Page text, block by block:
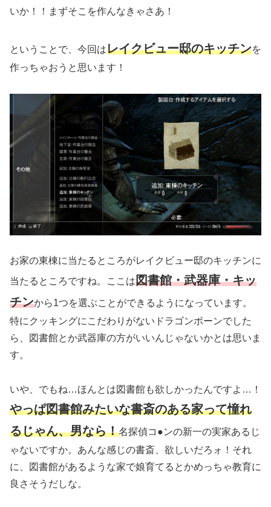
いか！！まずそこを作んなきゃさあ！
ということで、今回はレイクビュー邸のキッチンを
作っちゃおうと思います！
お家の東棟に当たるところがレイクビュー邸のキッチンに
当たるところですね。ここは図書館・武器庫・キッ
チンから1つを選ぶことができるようになっています。
特にクッキングにこだわりがないドラゴンボーンでした
ら、図書館とか武器庫の方がいいんじゃないかとは思いま
す。
いや、でもね…ほんとは図書館も欲しかったんですよ…！
やっぱ図書館みたいな書斎のある家って憧れ
るじゃん、男なら！名探偵コ●ンの新一の実家あるじ
ゃないですか。あんな感じの書斎、欲しいだろォ！それ
に、図書館があるような家で娘育てるとかめっちゃ教育に
良さそうだしな。